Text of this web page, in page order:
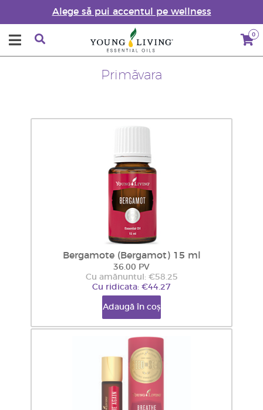
Alege să pui accentul pe wellness
0
Primăvara
Bergamote (Bergamot) 15 ml
36.00 PV
Cu amănuntul: €58.25
Cu ridicata: €44.27
Adaugă în coș